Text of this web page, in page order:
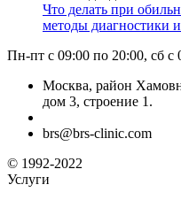
Что делать при
методы диагностики
Пн-пт с 09:00 по 20:00, сб с
Москва, район
дом 3, строение 1.
brs@brs-clinic.com
© 1992-2022
Услуги